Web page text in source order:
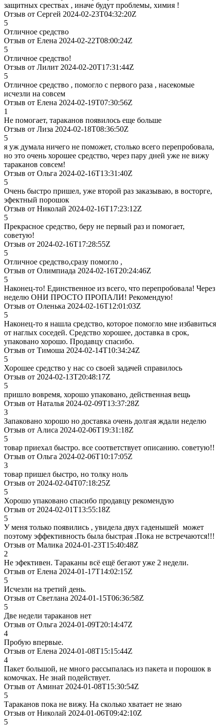
защитных срествах , иначе будут проблемы, химия !
Отзыв от Сергей 2024-02-23T04:32:20Z
5
Отличное средство
Отзыв от Елена 2024-02-22T08:00:24Z
5
Отличное средство!
Отзыв от Лилит 2024-02-20T17:31:44Z
5
Отличное средство , помогло с первого раза , насекомые
исчезли на совсем
Отзыв от Елена 2024-02-19T07:30:56Z
1
Не помогает, тараканов появилось еще больше
Отзыв от Лиза 2024-02-18T08:36:50Z
5
я уж думала ничего не поможет, столько всего перепробовала,
но это очень хорошее средство, через пару дней уже не вижу
тараканов совсем!
Отзыв от Ольга 2024-02-16T13:31:40Z
5
Очень быстро пришел, уже второй раз заказываю, в восторге,
эфектный порошок
Отзыв от Николай 2024-02-16T17:23:12Z
5
Прекрасное средство, беру не первый раз и помогает,
советую!
Отзыв от 2024-02-16T17:28:55Z
5
Отличное средство,сразу помогло ,
Отзыв от Олимпиада 2024-02-16T20:24:46Z
5
Наконец-то! Единственное из всего, что перепробовала! Через
неделю ОНИ ПРОСТО ПРОПАЛИ! Рекомендую!
Отзыв от Оленька 2024-02-16T12:01:03Z
5
Наконец-то я нашла средство, которое помогло мне избавиться
от наглых соседей. Средство хорошее, доставка в срок,
упаковано хорошо. Продавцу спасибо.
Отзыв от Тимоша 2024-02-14T10:34:24Z
5
Хорошее средство у нас со своей задачей справилось
Отзыв от 2024-02-13T20:48:17Z
5
пришло вовремя, хорошо упаковано, действенная вещь
Отзыв от Наталья 2024-02-09T13:37:28Z
3
Запаковано хорошо но доставка очень долгая ждали неделю
Отзыв от Алиса 2024-02-06T19:31:18Z
5
товар приехал быстро. все соответствует описанию. советую!!
Отзыв от Ольга 2024-02-06T10:17:05Z
3
товар пришел быстро, но толку ноль
Отзыв от 2024-02-04T07:18:25Z
5
Хорошо упаковано спасибо продавцу рекомендую
Отзыв от 2024-02-01T13:55:18Z
5
У меня только появились , увидела двух гаденышей может
поэтому эффективность была быстрая .Пока не встречаются!!!
Отзыв от Малика 2024-01-23T15:40:48Z
2
Не эфективен. Тараканы всё ещё бегают уже 2 недели.
Отзыв от Елена 2024-01-17T14:02:15Z
5
Исчезли на третий день.
Отзыв от Светлана 2024-01-15T06:36:58Z
5
Две недели тараканов нет
Отзыв от Ольга 2024-01-09T20:14:47Z
4
Пробую впервые.
Отзыв от Елена 2024-01-08T15:15:44Z
4
Пакет большой, не много рассыпалась из пакета и порошок в
комочках. Не знай подействует.
Отзыв от Аминат 2024-01-08T15:30:54Z
5
Тараканов пока не вижу. На сколько хватает не знаю
Отзыв от Николай 2024-01-06T09:42:10Z
5